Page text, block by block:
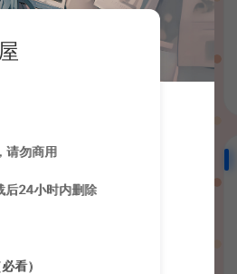
请勿商用
后24小时内删除
看）